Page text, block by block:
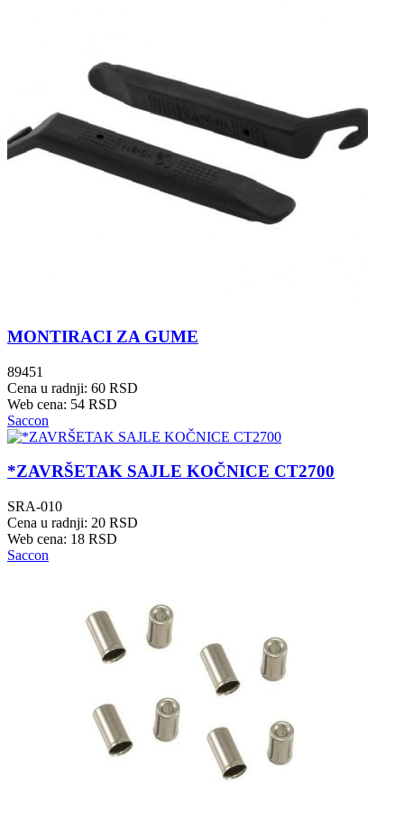
MONTIRACI ZA GUME
89451
Cena u radnji: 60 RSD
Web cena: 54 RSD
Saccon
*ZAVRŠETAK SAJLE KOČNICE CT2700
SRA-010
Cena u radnji: 20 RSD
Web cena: 18 RSD
Saccon